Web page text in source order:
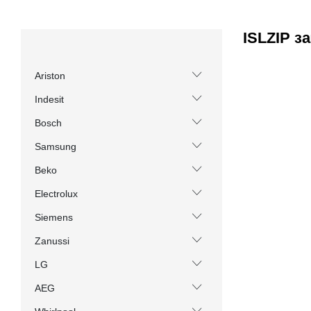
Ariston
Indesit
Bosch
Samsung
Beko
Electrolux
Siemens
Zanussi
LG
AEG
ISLZIP